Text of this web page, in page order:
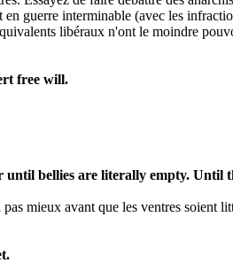
guerre interminable (avec les
libéraux n'ont le moindre
free will.
bellies are literally empty. Until
mieux avant que les ventres soient